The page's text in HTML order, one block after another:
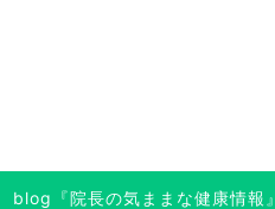
blog『院長の気ままな健康情報』